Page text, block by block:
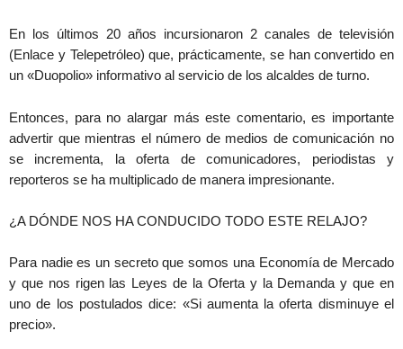
En los últimos 20 años incursionaron 2 canales de televisión
(Enlace y Telepetróleo) que, prácticamente, se han convertido en
un «Duopolio» informativo al servicio de los alcaldes de turno.
Entonces, para no alargar más este comentario, es importante
advertir que mientras el número de medios de comunicación no
se incrementa, la oferta de comunicadores, periodistas y
reporteros se ha multiplicado de manera impresionante.
¿A DÓNDE NOS HA CONDUCIDO TODO ESTE RELAJO?
Para nadie es un secreto que somos una Economía de Mercado
y que nos rigen las Leyes de la Oferta y la Demanda y que en
uno de los postulados dice: «Si aumenta la oferta disminuye el
precio».